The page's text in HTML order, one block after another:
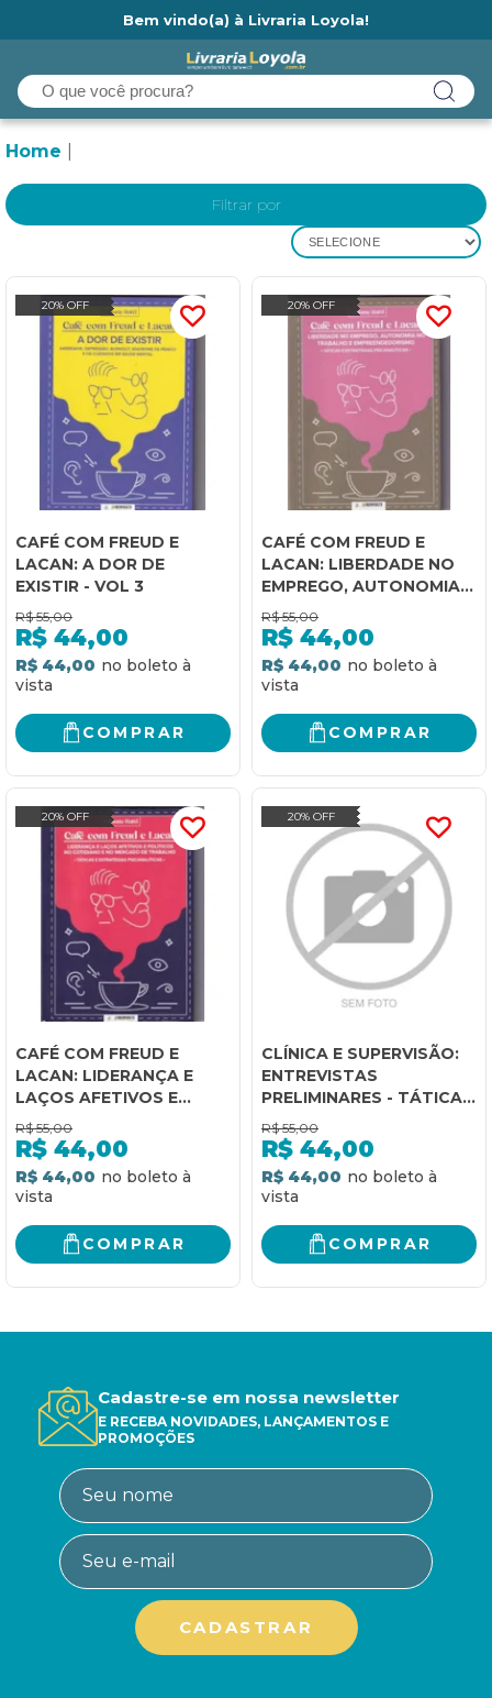
Bem vindo(a) à Livraria Loyola!
Home
Filtrar por
SELECIONE
20% OFF
CAFÉ COM FREUD E
LACAN: A DOR DE
EXISTIR - VOL 3
R$ 55,00
R$ 44,00
R$ 44,00
COMPRAR
20% OFF
CAFÉ COM FREUD E
LACAN: LIBERDADE NO
EMPREGO, AUTONOMIA
NO TRABALHO E
EMPREENDEDORISMO -
VOL 2
R$ 55,00
R$ 44,00
R$ 44,00
COMPRAR
20% OFF
CAFÉ COM FREUD E
LACAN: LIDERANÇA E
LAÇOS AFETIVOS E
POLÍTICOS NO
COTIDIANO E NO
MERCADO DE TRABALHO
- VOL 1
R$ 55,00
R$ 44,00
R$ 44,00
COMPRAR
20% OFF
CLÍNICA E SUPERVISÃO:
ENTREVISTAS
PRELIMINARES - TÁTICAS
E ESTRATÉGIAS
R$ 55,00
R$ 44,00
R$ 44,00
COMPRAR
Cadastre-se em nossa newsletter
E RECEBA NOVIDADES, LANÇAMENTOS E
PROMOÇÕES